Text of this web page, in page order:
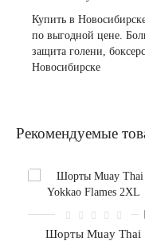
Купить в
по выгодной цене.
защита голени,
Новосибирске
Рекомендуемые
Шорты Muay Thai